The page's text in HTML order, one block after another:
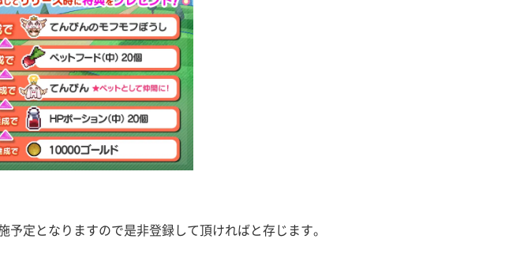
定となりますので是非登録して頂ければと存じます。